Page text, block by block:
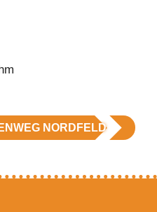
NORDFELD